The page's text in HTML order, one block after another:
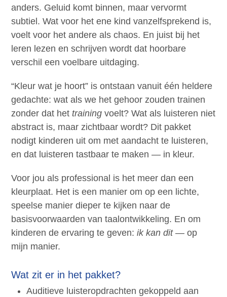
anders. Geluid komt binnen, maar vervormt
subtiel. Wat voor het ene kind vanzelfsprekend is,
voelt voor het andere als chaos. En juist bij het
leren lezen en schrijven wordt dat hoorbare
verschil een voelbare uitdaging.
“Kleur wat je hoort” is ontstaan vanuit één heldere
gedachte: wat als we het gehoor zouden trainen
zonder dat hettraining voelt? Wat als luisteren niet
abstract is, maar zichtbaar wordt? Dit pakket
nodigt kinderen uit om met aandacht te luisteren,
en dat luisteren tastbaar te maken — in kleur.
Voor jou als professional is het meer dan een
kleurplaat. Het is een manier om op een lichte,
speelse manier dieper te kijken naar de
basisvoorwaarden van taalontwikkeling. En om
kinderen de ervaring te geven:ik kan dit— op
mijn manier.
Wat zit er in het pakket?
Auditieve luisteropdrachten gekoppeld aan